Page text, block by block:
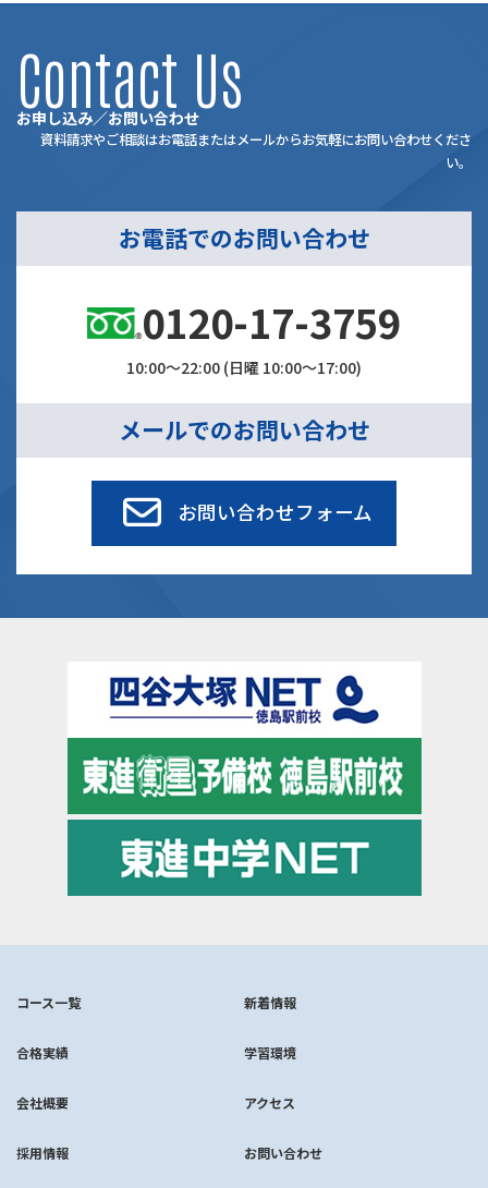
お申し込み／お問い合わせ
Contact Us
資料請求やご相談はお電話またはメールからお気軽にお問い合わせくださ
い。
お電話でのお問い合わせ
0120-17-3759
10:00～22:00 (日曜 10:00～17:00)
メールでのお問い合わせ
お問い合わせフォーム
コース一覧 新着情報
合格実績 学習環境
会社概要 アクセス
採用情報 お問い合わせ